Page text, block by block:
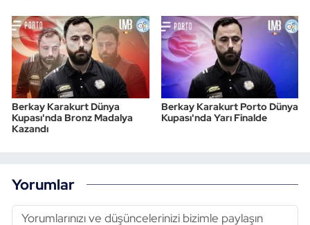
Berkay Karakurt Dünya
Kupası'nda Bronz Madalya
Kazandı
Berkay Karakurt Porto Dünya
Kupası'nda Yarı Finalde
Yorumlar